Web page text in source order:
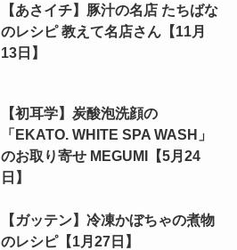
【あさイチ】豚汁の名店 たちばな
のレシピ 教えて名店さん【11月
13日】
【初耳学】炭酸泡洗顔の
「EKATO. WHITE SPA WASH」
のお取り寄せ MEGUMI【5月24
日】
【ガッテン】冷凍かぼちゃの煮物
のレシピ【1月27日】